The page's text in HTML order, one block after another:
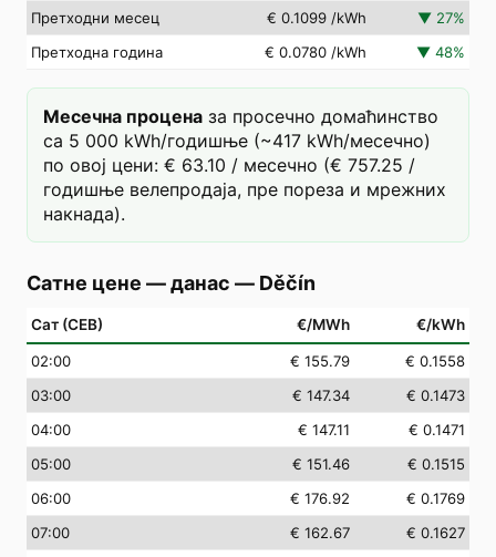
Претходни месец
€ 0.1099 /kWh ▼ 27%
Претходна година
€ 0.0780 /kWh ▼ 48%
Месечна процена за просечно домаћинство
са 5 000 kWh/годишње (~417 kWh/месечно)
по овој цени: € 63.10 / месечно (€ 757.25 /
годишње велепродаја, пре пореза и мрежних
накнада).
Сатне цене — данас — Děčín
Сат (СЕВ) €/MWh €/kWh
02:00 € 155.79
€ 0.1558
03:00 € 147.34
€ 0.1473
04:00 € 147.11
€ 0.1471
05:00 € 151.46
€ 0.1515
06:00 € 176.92
€ 0.1769
07:00 € 162.67
€ 0.1627